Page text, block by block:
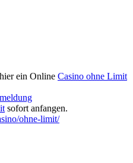
ein Online Casino ohne Limit
sofort anfangen.
ohne-limit/